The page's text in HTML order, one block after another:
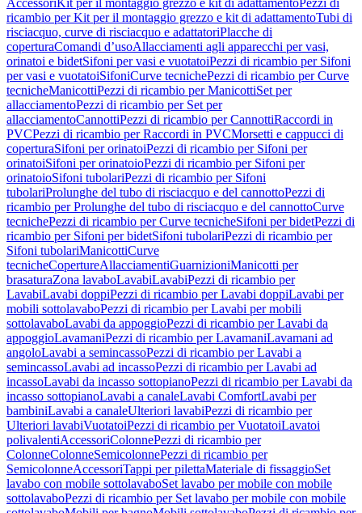
AccessoriKit per il montaggio grezzo e kit di adattamentoPezzi di
ricambio per Kit per il montaggio grezzo e kit di adattamentoTubi di
risciacquo, curve di risciacquo e adattatoriPlacche di
coperturaComandi d’usoAllacciamenti agli apparecchi per vasi,
orinatoi e bidetSifoni per vasi e vuotatoiPezzi di ricambio per Sifoni
per vasi e vuotatoiSifoniCurve tecnichePezzi di ricambio per Curve
tecnicheManicottiPezzi di ricambio per ManicottiSet per
allacciamentoPezzi di ricambio per Set per
allacciamentoCannottiPezzi di ricambio per CannottiRaccordi in
PVCPezzi di ricambio per Raccordi in PVCMorsetti e cappucci di
coperturaSifoni per orinatoiPezzi di ricambio per Sifoni per
orinatoiSifoni per orinatoioPezzi di ricambio per Sifoni per
orinatoioSifoni tubolariPezzi di ricambio per Sifoni
tubolariProlunghe del tubo di risciacquo e del cannottoPezzi di
ricambio per Prolunghe del tubo di risciacquo e del cannottoCurve
tecnichePezzi di ricambio per Curve tecnicheSifoni per bidetPezzi di
ricambio per Sifoni per bidetSifoni tubolariPezzi di ricambio per
Sifoni tubolariManicottiCurve
tecnicheCopertureAllacciamentiGuarnizioniManicotti per
brasaturaZona lavaboLavabiLavabiPezzi di ricambio per
LavabiLavabi doppiPezzi di ricambio per Lavabi doppiLavabi per
mobili sottolavaboPezzi di ricambio per Lavabi per mobili
sottolavaboLavabi da appoggioPezzi di ricambio per Lavabi da
appoggioLavamaniPezzi di ricambio per LavamaniLavamani ad
angoloLavabi a semincassoPezzi di ricambio per Lavabi a
semincassoLavabi ad incassoPezzi di ricambio per Lavabi ad
incassoLavabi da incasso sottopianoPezzi di ricambio per Lavabi da
incasso sottopianoLavabi a canaleLavabi ComfortLavabi per
bambiniLavabi a canaleUlteriori lavabiPezzi di ricambio per
Ulteriori lavabiVuotatoiPezzi di ricambio per VuotatoiLavatoi
polivalentiAccessoriColonnePezzi di ricambio per
ColonneColonneSemicolonnePezzi di ricambio per
SemicolonneAccessoriTappi per pilettaMateriale di fissaggioSet
lavabo con mobile sottolavaboSet lavabo per mobile con mobile
sottolavaboPezzi di ricambio per Set lavabo per mobile con mobile